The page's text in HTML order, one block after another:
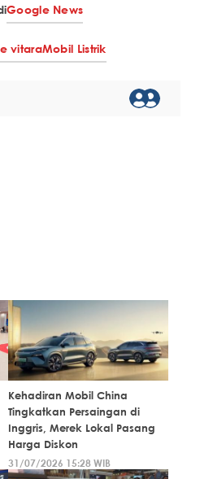
Google News
vitaraMobil Listrik
Kehadiran Mobil China
Tingkatkan Persaingan di
Inggris, Merek Lokal Pasang
Harga Diskon
31/07/2026 15:28 WIB